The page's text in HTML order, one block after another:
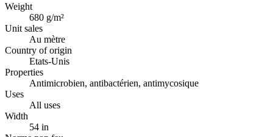
Weight
680 g/m²
Unit sales
Au mètre
Country of origin
Etats-Unis
Properties
Antimicrobien, antibactérien, antimycosique
Uses
All uses
Width
54 in